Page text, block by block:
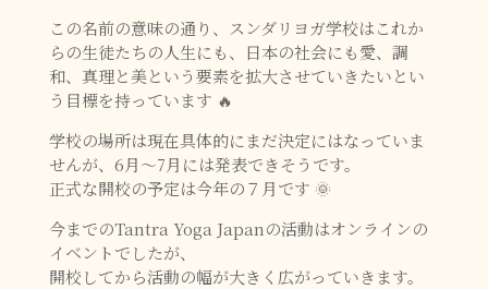
この名前の意味の通り、スンダリヨガ学校はこれか
らの生徒たちの人生にも、日本の社会にも愛、調
和、真理と美という要素を拡大させていきたいとい
う目標を持っています 🔥
学校の場所は現在具体的にまだ決定にはなっていま
せんが、6月～7月には発表できそうです。
正式な開校の予定は今年の７月です 🌞
今までのTantra Yoga Japanの活動はオンラインの
イベントでしたが、
開校してから活動の幅が大きく広がっていきます。